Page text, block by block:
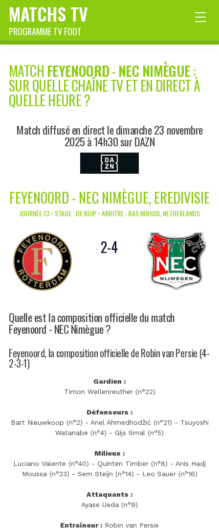
MATCHS TV
PROGRAMME TV FOOT
MATCH FEYENOORD-NEC NIMÈGUE:
SUR QUELLE CHAÎNE TV ET EN DIRECT À
QUELLE HEURE ?
Match diffusé en direct le dimanche 23 novembre
2025 à 14h30 sur DAZN
FEYENOORD - NEC NIMÈGUE, EREDIVISIE
JOURNÉE 13 • STADE : DE KUIP • ARBITRE : BAS NIJHUIS, NETHERLANDS
2-4
Quelle est la composition officielle du match
Feyenoord - NEC Nimègue ?
Feyenoord, la composition officielle de Robin van Persie (4-
2-3-1)
Gardien :
Timon Wellenreuther (n°22)
Défenseurs :
Bart Nieuwkoop (n°2) - Anel Ahmedhodžić (n°21) - Tsuyoshi
Watanabe (n°4) - Gijs Smal (n°5)
Milieux :
Luciano Valente (n°40) - Quinten Timber (n°8) - Anis Hadj
Moussa (n°23) - Sem Steijn (n°14) - Leo Sauer (n°16)
Attaquants :
Ayase Ueda (n°9)
Entraîneur : Robin van Persie